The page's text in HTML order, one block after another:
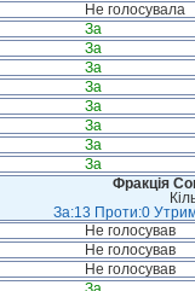
Не голосувала
За
За
За
За
За
За
За
За
Фракція
За:13 Проти:0
Не голосував
Не голосував
Не голосував